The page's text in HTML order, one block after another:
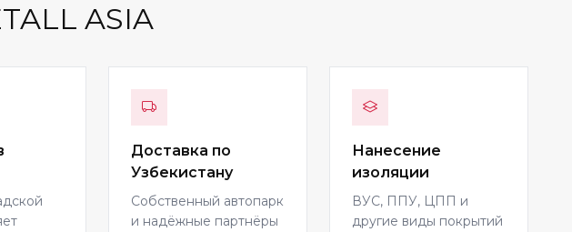
ASIA
Доставка по
Узбекистану
Собственный автопарк
и надёжные партнёры
Нанесение
изоляции
ВУС, ППУ, ЦПП и
другие виды покрытий